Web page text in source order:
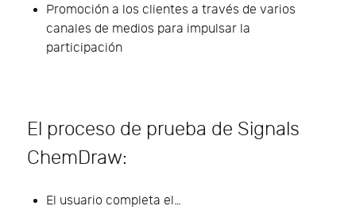
Promoción a los clientes a través de varios
canales de medios para impulsar la
participación
El proceso de prueba de Signals
ChemDraw:
El usuario completa el…